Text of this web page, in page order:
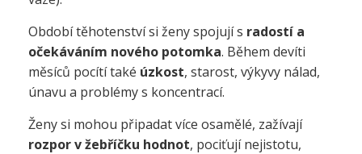
Období těhotenství si ženy spojují s radostí a
očekáváním nového potomka. Během devíti
měsíců pocítí také úzkost, starost, výkyvy nálad,
únavu a problémy s koncentrací.
Ženy si mohou připadat více osamělé, zažívají
rozpor v žebříčku hodnot, pociťují nejistotu,